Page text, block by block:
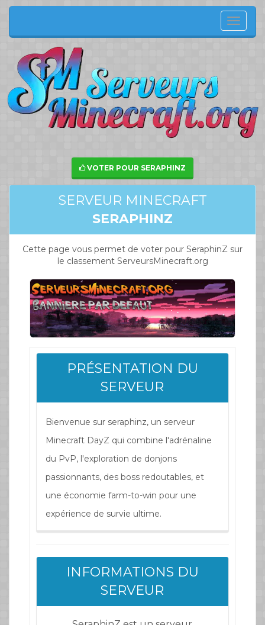
Menu
de
VOTER POUR SERAPHINZ
SERVEUR MINECRAFT
SERAPHINZ
Cette page vous permet de voter pour SeraphinZ sur
le classement ServeursMinecraft.org
PRÉSENTATION DU
SERVEUR
Bienvenue sur seraphinz, un serveur
Minecraft DayZ qui combine l'adrénaline
du PvP, l'exploration de donjons
passionnants, des boss redoutables, et
une économie farm-to-win pour une
expérience de survie ultime.
INFORMATIONS DU
SERVEUR